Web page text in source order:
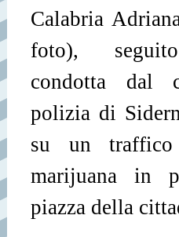
Calabria
foto),
condotta dal
polizia di
su un
marijuana in
piazza della